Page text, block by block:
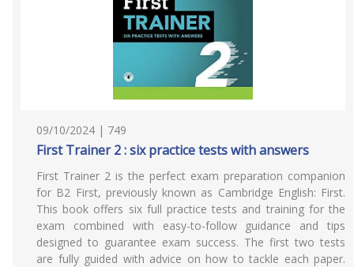
09/10/2024 | 749
First Trainer 2 : six practice tests with answers
First Trainer 2 is the perfect exam preparation companion
for B2 First, previously known as Cambridge English: First.
This book offers six full practice tests and training for the
exam combined with easy-to-follow guidance and tips
designed to guarantee exam success. The first two tests
are fully guided with advice on how to tackle each paper.